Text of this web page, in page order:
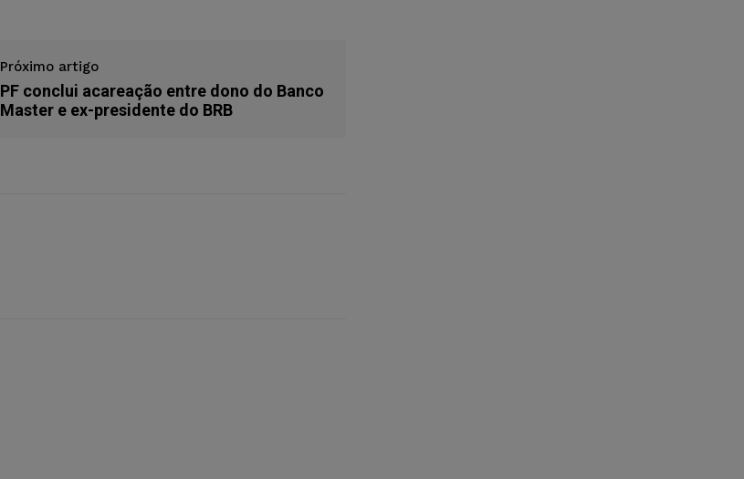
Próximo artigo
PF conclui acareação entre dono do Banco
Master e ex-presidente do BRB